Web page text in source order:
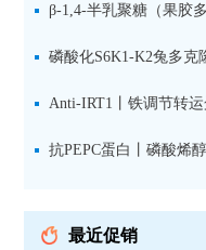
全面捕获植物信号转导
β-1,4-半乳聚糖（果胶
果胶多糖精细结构解析
磷酸化S6K1-K2兔多克
蛋白1-2的激活状态
Anti-IRT1丨铁调节转
微量元素代谢研究的关
抗PEPC蛋白丨磷酸烯
最近促销